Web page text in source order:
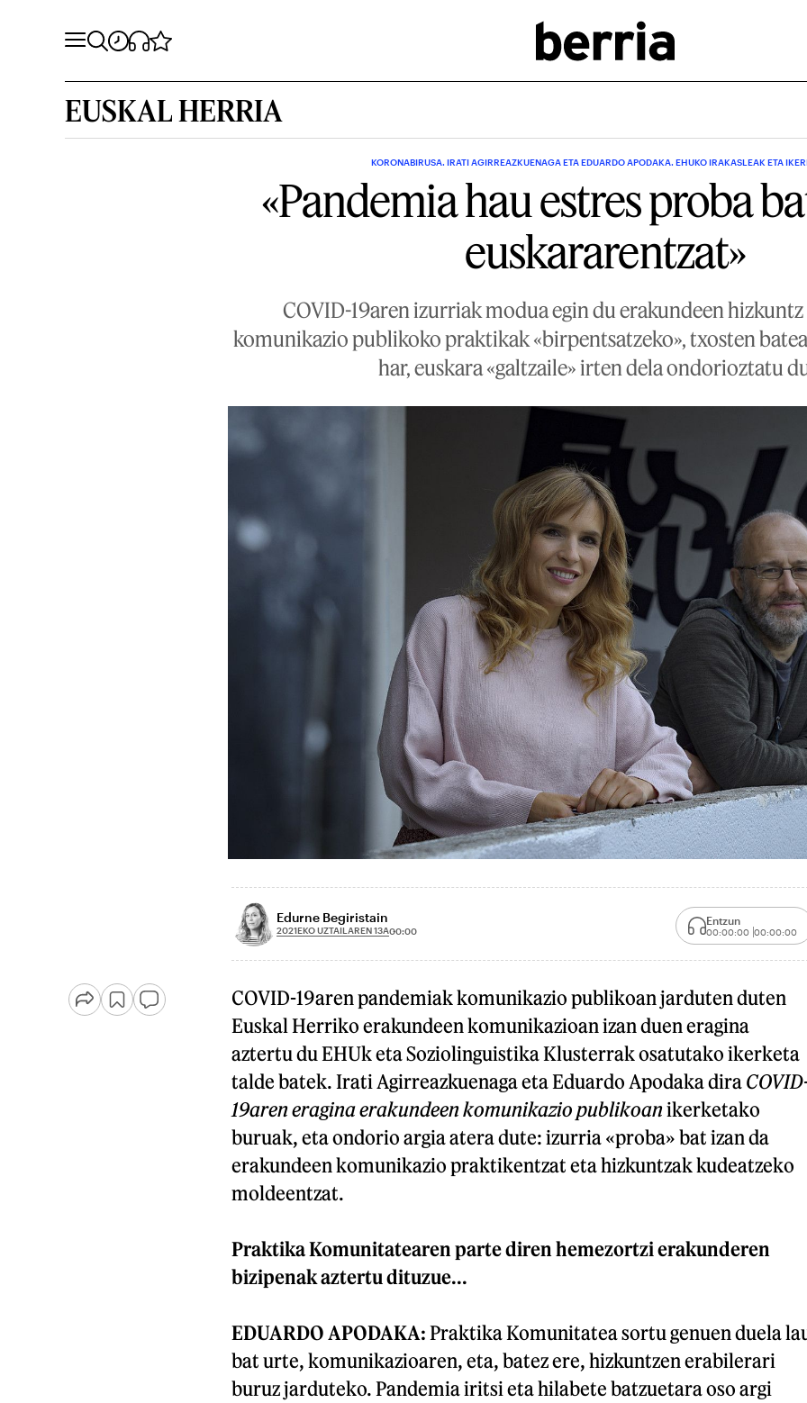
EUSKAL HERRIA
KORONABIRUSA. IRATI AGIRREAZKUENAGA ETA EDUARDO APODAKA. EHUKO IRAKASLEAK ETA
«Pandemia hau estres proba
euskararentzat»
COVID-19aren izurriak modua egin du erakundeen
komunikazio publikoko praktikak «birpentsatzeko», txosten
har, euskara «galtzaile» irten dela ondorioztatu
Edurne Begiristain
2021EKO UZTAILAREN 13A00:00
Entzun
00:00:00 00:00:00
COVID-19aren pandemiak komunikazio publikoan jarduten duten
Euskal Herriko erakundeen komunikazioan izan duen eragina
aztertu du EHUk eta Soziolinguistika Klusterrak osatutako ikerketa
talde batek. Irati Agirreazkuenaga eta Eduardo Apodaka dira
19aren eragina erakundeen komunikazio publikoanikerketako
buruak, eta ondorio argia atera dute: izurria «proba» bat izan da
erakundeen komunikazio praktikentzat eta hizkuntzak kudeatzeko
moldeentzat.
Praktika Komunitatearen parte diren hemezortzi erakunderen
bizipenak aztertu dituzue...
EDUARDO APODAKA: Praktika Komunitatea sortu genuen duela
bat urte, komunikazioaren, eta, batez ere, hizkuntzen erabilerari
buruz jarduteko. Pandemia iritsi eta hilabete batzuetara oso argi